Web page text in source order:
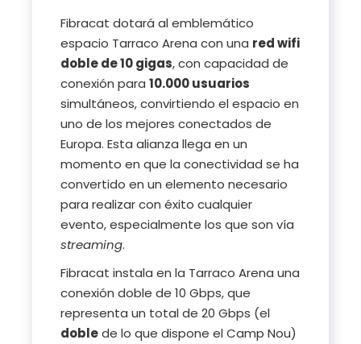
Fibracat dotará al emblemático
espacio Tarraco Arena con una red wifi
doble de 10 gigas, con capacidad de
conexión para10.000 usuarios
simultáneos, convirtiendo el espacio en
uno de los mejores conectados de
Europa. Esta alianza llega en un
momento en que la conectividad se ha
convertido en un elemento necesario
para realizar con éxito cualquier
evento, especialmente los que son vía
streaming.
Fibracat instala en la Tarraco Arena una
conexión doble de 10 Gbps, que
representa un total de 20 Gbps (el
doblede lo que dispone el Camp Nou)